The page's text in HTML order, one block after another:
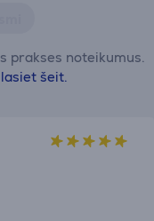
prakses noteikumus.
šeit.